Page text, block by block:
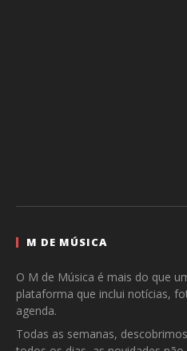
M DE MÚSICA
O M de Música é mais do que
plataforma que inclui notícias,
agenda.
Todas as semanas,